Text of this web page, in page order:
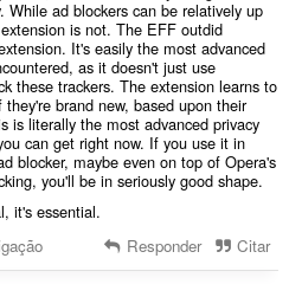
While ad blockers can be relatively up
is not. The EFF outdid
It's easily the most advanced
as it doesn't just use
these trackers. The extension learns to
brand new, based upon their
is literally the most advanced privacy
can get right now. If you use it in
blocker, maybe even on top of Opera's
you'll be in seriously good shape.
it's essential.
Responder Citar